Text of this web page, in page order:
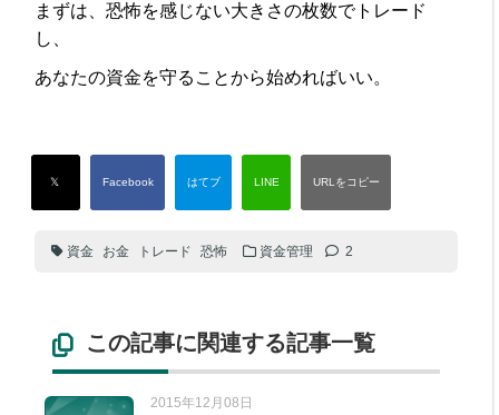
まずは、恐怖を感じない大きさの枚数でトレード
し、
あなたの資金を守ることから始めればいい。
資金 お金 トレード 恐怖 資金管理 2
この記事に関連する記事一覧
2015年12月08日